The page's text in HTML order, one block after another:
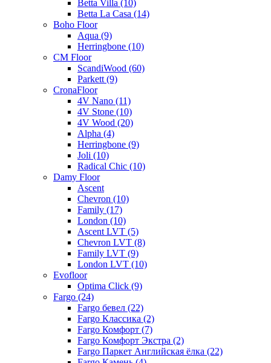
Betta Villa (10)
Betta La Casa (14)
Boho Floor
Aqua (9)
Herringbone (10)
CM Floor
ScandiWood (60)
Parkett (9)
CronaFloor
4V Nano (11)
4V Stone (10)
4V Wood (20)
Alpha (4)
Herringbone (9)
Joli (10)
Radical Chic (10)
Damy Floor
Ascent
Chevron (10)
Family (17)
London (10)
Ascent LVT (5)
Chevron LVT (8)
Family LVT (9)
London LVT (10)
Evofloor
Optima Click (9)
Fargo (24)
Fargo бевел (22)
Fargo Классика (2)
Fargo Комфорт (7)
Fargo Комфорт Экстра (2)
Fargo Паркет Английская ёлка (22)